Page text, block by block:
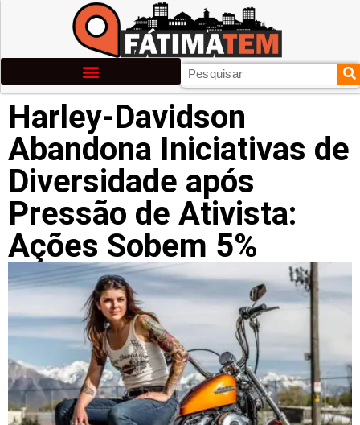
Harley-Davidson
Abandona Iniciativas de
Diversidade após
Pressão de Ativista:
Ações Sobem 5%